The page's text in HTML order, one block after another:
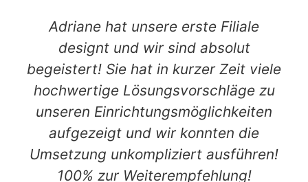
Adriane hat unsere erste Filiale
designt und wir sind absolut
begeistert! Sie hat in kurzer Zeit viele
hochwertige Lösungsvorschläge zu
unseren Einrichtungsmöglichkeiten
aufgezeigt und wir konnten die
Umsetzung unkompliziert ausführen!
100% zur Weiterempfehlung!